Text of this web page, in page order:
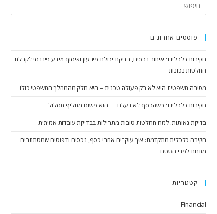
פוסטים אחרונים
חקירות כלכליות: איתור נכסים, בדיקת יכולת פירעון ואיסוף מידע פיננסי לקבלת
החלטות נכונות
מסירה משפטית היא לא רק פעולה טכנית – היא חלק מהמהלך המשפטי כולו
חקירות כלכליות: כשהכסף לא נעלם — הוא פשוט מחליף מסלול
בדיקת נאותות: למה החלטות טובות מתחילות בבדיקת עובדות אמיתית
חקירה כלכלית מתקדמת: איך עוקבים אחרי כסף, נכסים ודפוסים שמסתתרים
מתחת לפני השטח
קטגוריות
Financial